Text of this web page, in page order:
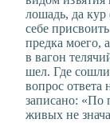
лошадь, да кур
себе
предка моего,
в вагон
шел. Где
вопрос ответа
записано: «По
живых не